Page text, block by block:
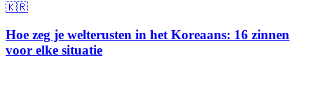
🇰🇷
Hoe zeg je welterusten in het Koreaans: 16 zinnen
voor elke situatie